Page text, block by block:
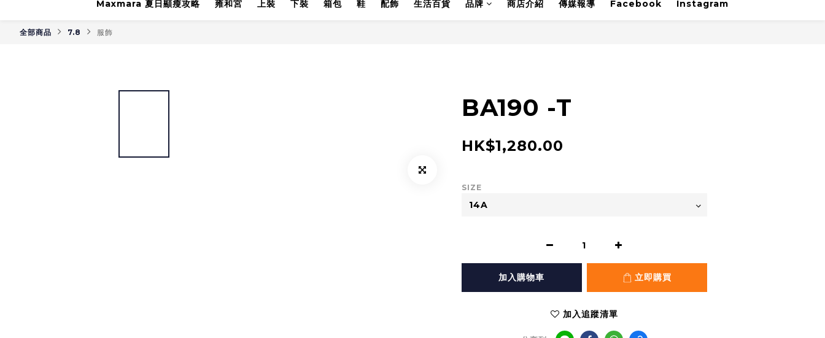
Maxmara 夏日顯瘦攻略 雍和宮 上裝 下裝 箱包 鞋 配飾 生活百貨 品牌 商店介紹 傳媒報導 Facebook Instagram
全部商品 7.8 服飾
BA190 -T
HK$1,280.00
SIZE
加入購物車 立即購買
加入追蹤清單